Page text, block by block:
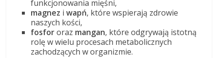
funkcjonowania mięśni,
magnez iwapń, które wspierają zdrowie
naszych kości,
fosfororaz mangan, które odgrywają istotną
rolę w wielu procesach metabolicznych
zachodzących w organizmie.